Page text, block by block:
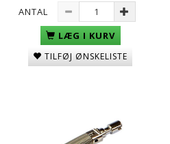
ANTAL
LÆG I KURV
TILFØJ ØNSKELISTE